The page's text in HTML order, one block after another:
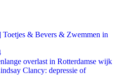
& Bevers & Zwemmen in
overlast in Rotterdamse wijk
Clancy: depressie of